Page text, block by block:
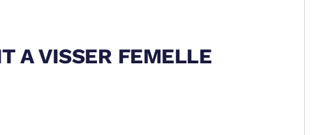
A VISSER FEMELLE